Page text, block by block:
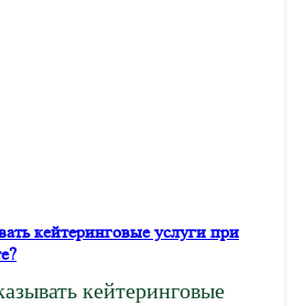
кейтеринговые услуги при
кейтеринговые